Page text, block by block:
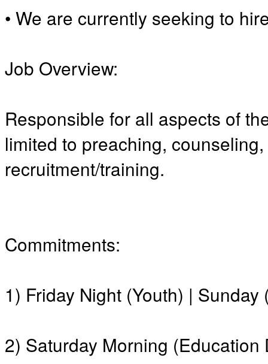
입
부
전
약
임
심
중
코
신
무
• We are currently seeking to
Job Overview:
Responsible for all aspects of
limited to preaching,
recruitment/training.
Commitments:
1) Friday Night (Youth) | Sunday
2) Saturday Morning